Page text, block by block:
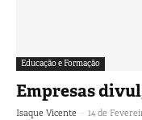
Educação e Formação
Empresas
Isaque Vicente - 14 de